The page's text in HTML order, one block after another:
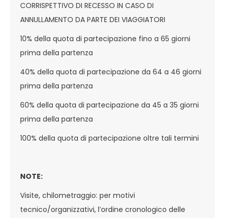
CORRISPETTIVO DI RECESSO IN CASO DI
ANNULLAMENTO DA PARTE DEI VIAGGIATORI
10% della quota di partecipazione fino a 65 giorni
prima della partenza
40% della quota di partecipazione da 64 a 46 giorni
prima della partenza
60% della quota di partecipazione da 45 a 35 giorni
prima della partenza
100% della quota di partecipazione oltre tali termini
NOTE:
Visite, chilometraggio: per motivi
tecnico/organizzativi, l’ordine cronologico delle